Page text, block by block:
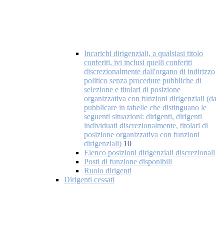
Incarichi dirigenziali, a qualsiasi titolo
conferiti, ivi inclusi quelli conferiti
discrezionalmente dall'organo di indirizzo
politico senza procedure pubbliche di
selezione e titolari di posizione
organizzativa con funzioni dirigenziali (da
pubblicare in tabelle che distinguano le
seguenti situazioni: dirigenti, dirigenti
individuati discrezionalmente, titolari di
posizione organizzativa con funzioni
dirigenziali) 10
Elenco posizioni dirigenziali discrezionali
Posti di funzione disponibili
Ruolo dirigenti
Dirigenti cessati